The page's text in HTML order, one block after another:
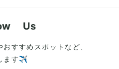
Us
すすめスポットなど、
ます✈️